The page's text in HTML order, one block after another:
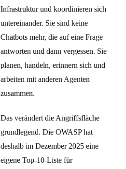
Infrastruktur und koordinieren sich
untereinander. Sie sind keine
Chatbots mehr, die auf eine Frage
antworten und dann vergessen. Sie
planen, handeln, erinnern sich und
arbeiten mit anderen Agenten
zusammen.
Das verändert die Angriffsfläche
grundlegend. Die OWASP hat
deshalb im Dezember 2025 eine
eigene Top-10-Liste für